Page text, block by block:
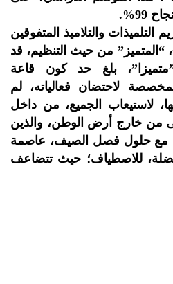
التلميذات والتلاميذ المتفوقين
“المتميز” من حيث التنظيم، قد
بلغ حد كون قاعة
لاحتضان فعالياته، لم
لاستيعاب الجميع، من داخل
من خارج أرض الوطن، والذين
مع حلول فصل الصيف، عاصمة
للاصطياف؛ حيث تتضاعف